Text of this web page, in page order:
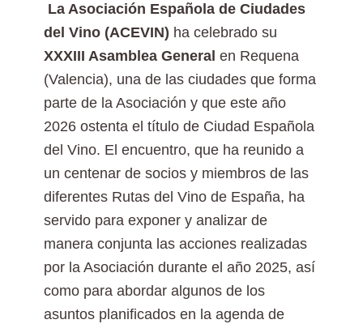
La Asociación Española de Ciudades
del Vino (ACEVIN) ha celebrado su
XXXIII Asamblea General en Requena
(Valencia), una de las ciudades que forma
parte de la Asociación y que este año
2026 ostenta el título de Ciudad Española
del Vino. El encuentro, que ha reunido a
un centenar de socios y miembros de las
diferentes Rutas del Vino de España, ha
servido para exponer y analizar de
manera conjunta las acciones realizadas
por la Asociación durante el año 2025, así
como para abordar algunos de los
asuntos planificados en la agenda de